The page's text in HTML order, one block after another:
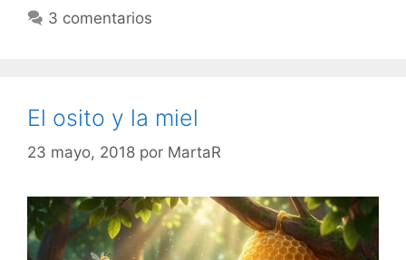
3 comentarios
El osito y la miel
23 mayo, 2018 por MartaR